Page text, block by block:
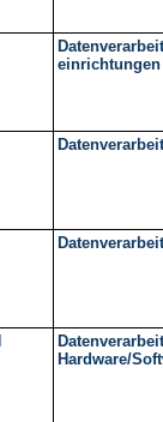
einrichtungen
Hardware/